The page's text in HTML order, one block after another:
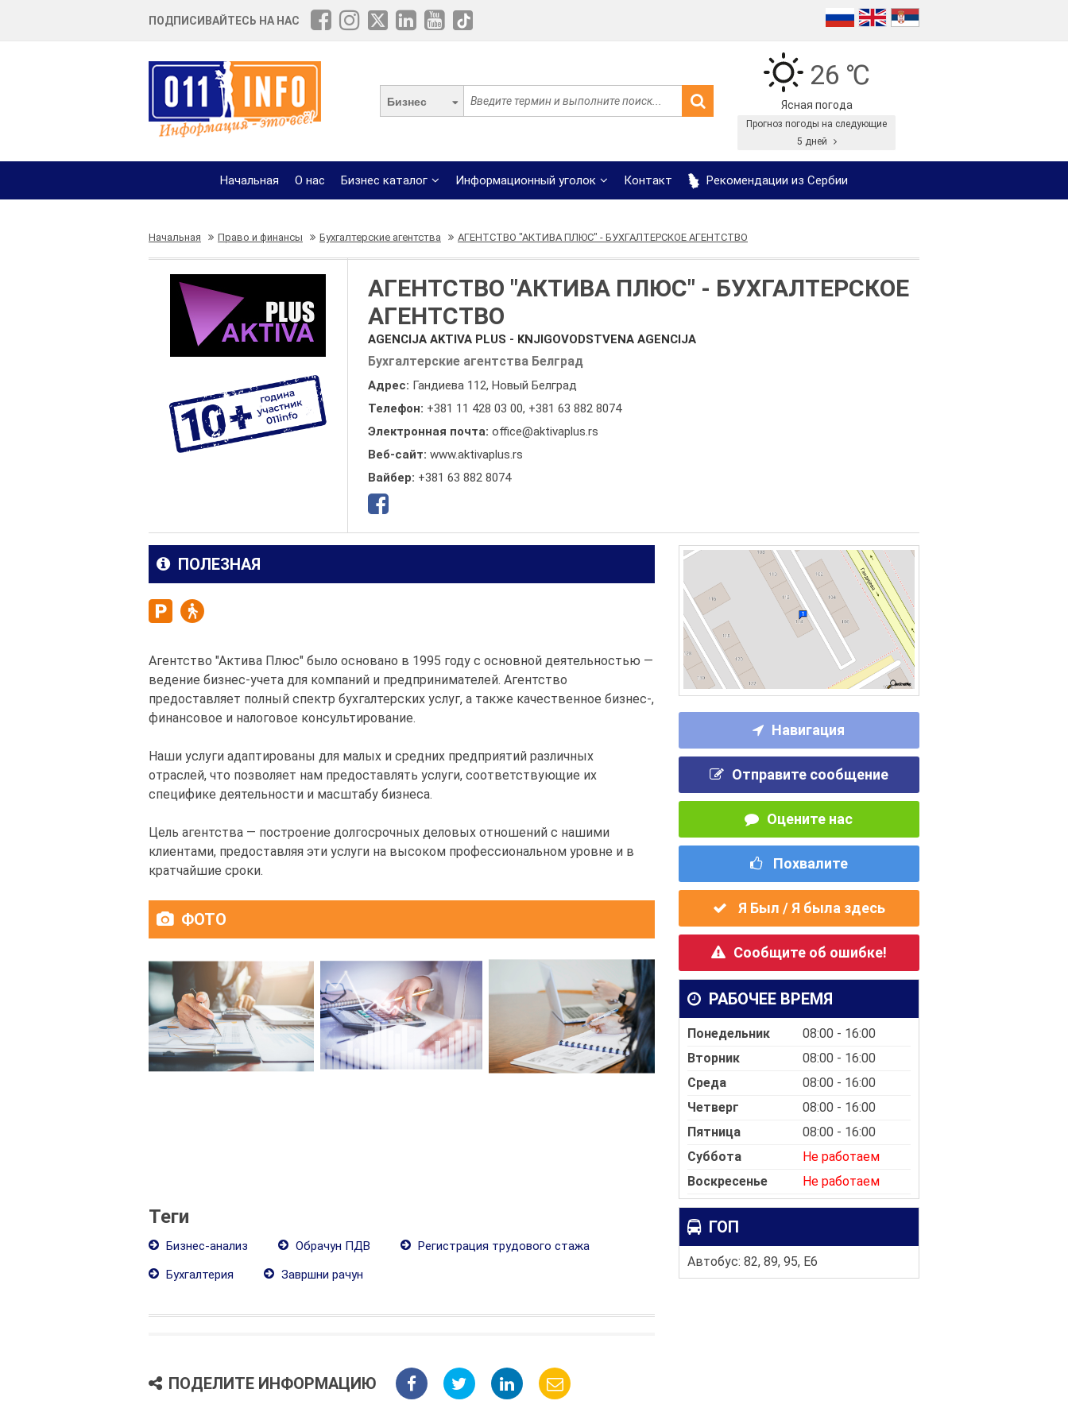
ПОДПИСИВАЙТЕСЬ НА НАС
Бизнес
26 ℃
Ясная погода
Прогноз погоды на следующие
5 дней
Начальная О нас Бизнес каталог Информационный уголок Контакт Рекомендации из Сербии
Начальная Право и финансы Бухгалтерские агентства АГЕНТСТВО "АКТИВА ПЛЮС" - БУХГАЛТЕРСКОЕ АГЕНТСТВО
АГЕНТСТВО "АКТИВА ПЛЮС" - БУХГАЛТЕРСКОЕ
АГЕНТСТВО
AGENCIJA AKTIVA PLUS - KNJIGOVODSTVENA AGENCIJA
Бухгалтерские агентства Белград
Адрес: Гандиева 112, Новый Белград
Телефон: +381 11 428 03 00, +381 63 882 8074
Электронная почта: office@aktivaplus.rs
Веб-сайт: www.aktivaplus.rs
Вайбер: +381 63 882 8074
Навигация
Отправите сообщение
Оцените нас
Похвалите
Я Был / Я была здесь
Сообщите об ошибке!
РАБОЧЕЕ ВРЕМЯ
Понедельник
08:00 - 16:00
Вторник
08:00 - 16:00
Среда
08:00 - 16:00
Четверг
08:00 - 16:00
Пятница
08:00 - 16:00
Суббота
Не работаем
Воскресенье
Не работаем
ГОП
Автобус: 82, 89, 95, E6
ПОЛЕЗНАЯ
Агентство "Актива Плюс" было основано в 1995 году с основной деятельностью —
ведение бизнес-учета для компаний и предпринимателей. Агентство
предоставляет полный спектр бухгалтерских услуг, а также качественное бизнес-,
финансовое и налоговое консультирование.
Наши услуги адаптированы для малых и средних предприятий различных
отраслей, что позволяет нам предоставлять услуги, соответствующие их
специфике деятельности и масштабу бизнеса.
Цель агентства — построение долгосрочных деловых отношений с нашими
клиентами, предоставляя эти услуги на высоком профессиональном уровне и в
кратчайшие сроки.
ФОТО
Теги
Бизнес-анализ Обрачун ПДВ
Регистрация трудового стажа
Бухгалтерия
Завршни рачун
ПОДЕЛИТЕ ИНФОРМАЦИЮ